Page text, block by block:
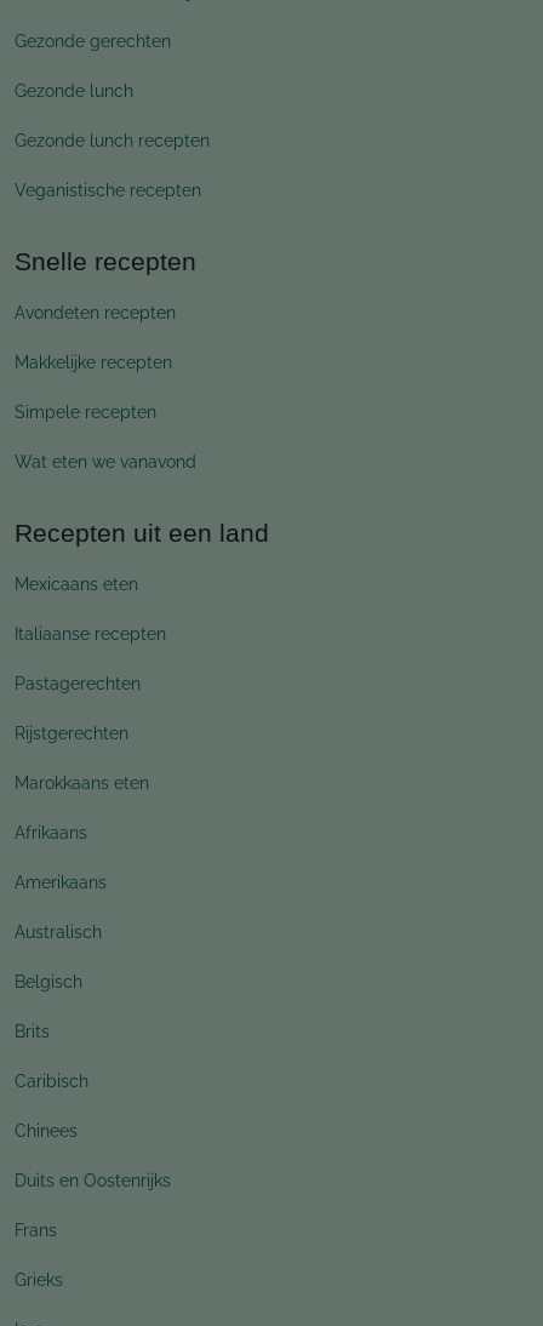
Gezonde gerechten
Gezonde lunch
Gezonde lunch recepten
Veganistische recepten
Snelle recepten
Avondeten recepten
Makkelijke recepten
Simpele recepten
Wat eten we vanavond
Recepten uit een land
Mexicaans eten
Italiaanse recepten
Pastagerechten
Rijstgerechten
Marokkaans eten
Afrikaans
Amerikaans
Australisch
Belgisch
Brits
Caribisch
Chinees
Duits en Oostenrijks
Frans
Grieks